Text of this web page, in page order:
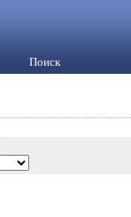
Поиск